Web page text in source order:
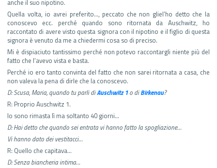
anche il suo nipotino.
Quella volta, io avrei preferito…, peccato che non gliel’ho detto che la
conoscevo ecc. perché quando sono ritornata da Auschwitz, ho
raccontato di avere visto questa signora con il nipotino e il figlio di questa
signora è venuto da me a chiedermi cosa so di preciso.
Mi è dispiaciuto tantissimo perché non potevo raccontargli niente più del
fatto che l’avevo vista e basta.
Perché io ero tanto convinta del fatto che non sarei ritornata a casa, che
non valeva la pena di dirle che la conoscevo.
D: Scusa, Maria, quando tu parli diAuschwitz 1o diBirkenau?
R: Proprio Auschwitz 1.
Io sono rimasta lì ma soltanto 40 giorni…
D: Hai detto che quando sei entrata vi hanno fatto la spogliazione…
Vi hanno dato dei vestitacci…
R: Quello che capitava…
D: Senza biancheria intima…